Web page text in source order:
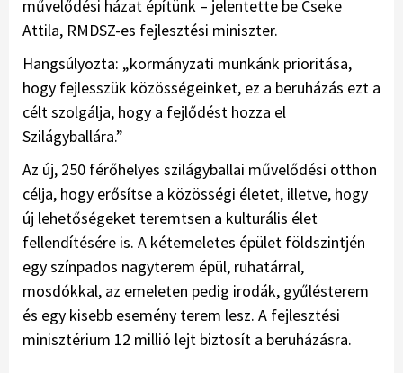
művelődési házat építünk – jelentette be Cseke
Attila, RMDSZ-es fejlesztési miniszter.
Hangsúlyozta: „kormányzati munkánk prioritása,
hogy fejlesszük közösségeinket, ez a beruházás ezt a
célt szolgálja, hogy a fejlődést hozza el
Szilágyballára.”
Az új, 250 férőhelyes szilágyballai művelődési otthon
célja, hogy erősítse a közösségi életet, illetve, hogy
új lehetőségeket teremtsen a kulturális élet
fellendítésére is. A kétemeletes épület földszintjén
egy színpados nagyterem épül, ruhatárral,
mosdókkal, az emeleten pedig irodák, gyűlésterem
és egy kisebb esemény terem lesz. A fejlesztési
minisztérium 12 millió lejt biztosít a beruházásra.